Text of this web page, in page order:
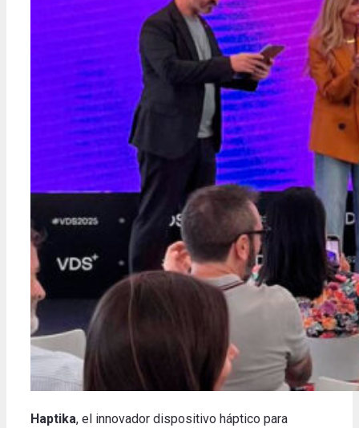
Haptika, el innovador dispositivo háptico para